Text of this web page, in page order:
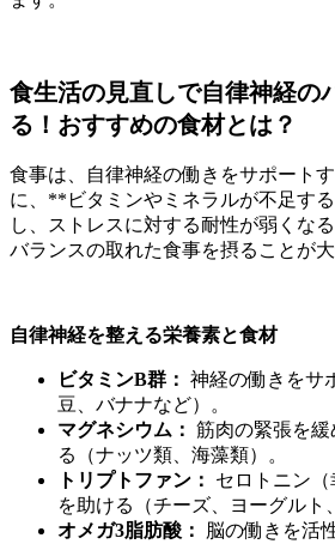
食生活の見直しで自律神経の
る！おすすめの食材とは？
食事は、自律神経の働きをサポート
に、**ビタミンやミネラルが不足す
し、ストレスに対する耐性が弱くな
バランスの取れた食事を摂ることが大
自律神経を整える栄養素と食材
ビタミンB群： 神経の働きをサ
豆、バナナなど）。
マグネシウム： 筋肉の緊張を
る（ナッツ類、海藻類）。
トリプトファン：
セロトニン
を助ける（チーズ、ヨーグルト
オメガ3脂肪酸：
脳の働きを活